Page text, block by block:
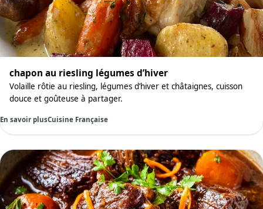
chapon au riesling légumes d’hiver
Volaille rôtie au riesling, légumes d’hiver et châtaignes, cuisson
douce et goûteuse à partager.
En savoir plusCuisine Française